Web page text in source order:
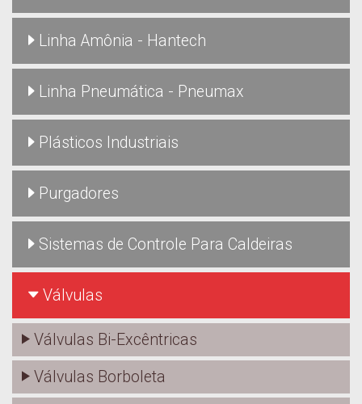
Linha Amônia - Hantech
Linha Pneumática - Pneumax
Plásticos Industriais
Purgadores
Sistemas de Controle Para Caldeiras
Válvulas
Válvulas Bi-Excêntricas
Válvulas Borboleta